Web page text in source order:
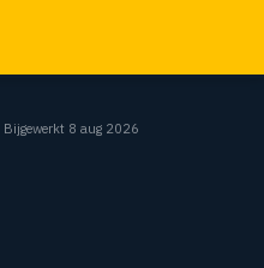
Bijgewerkt 8 aug 2026